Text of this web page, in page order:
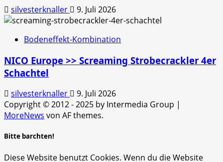
silvesterknaller 9. Juli 2026
Bodeneffekt-Kombination
NICO Europe >> Screaming Strobecrackler 4er
Schachtel
silvesterknaller
9. Juli 2026
Copyright © 2012 - 2025 by Intermedia Group |
MoreNews von AF themes.
Bitte barchten!
Diese Website benutzt Cookies. Wenn du die Website